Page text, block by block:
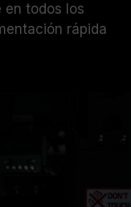
todos los
rápida